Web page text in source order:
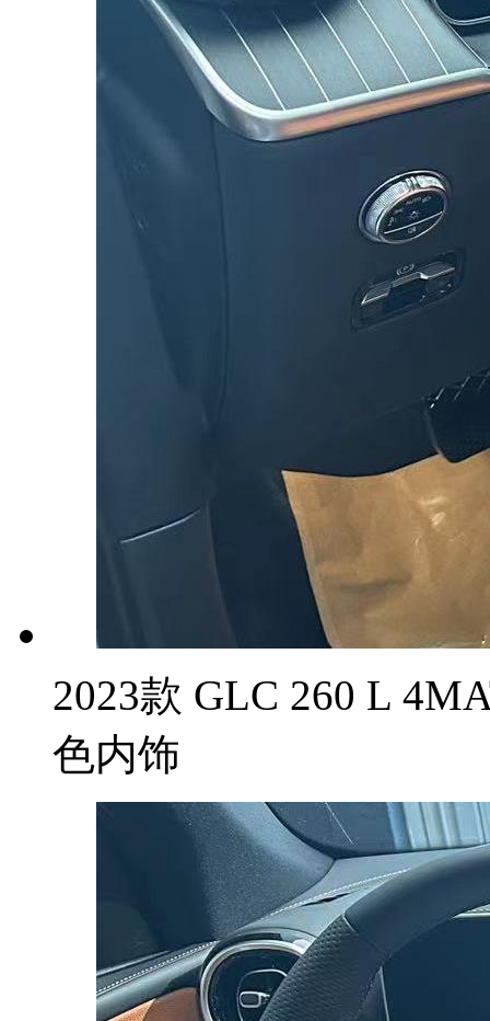
2023款 GLC 260 L
色内饰